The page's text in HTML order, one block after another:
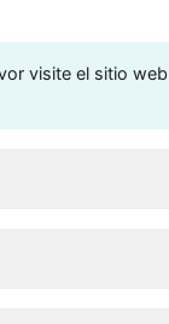
visite el sitio